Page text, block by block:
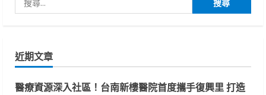
尋
字:
近期文章
醫療資源深入社區！台南新樓醫院首度攜手復興里 打造